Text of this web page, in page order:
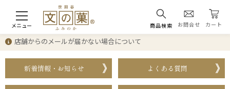
メニュー 商品検索 お問合せ カート
店舗からのメールが届かない場合について
新着情報・お知らせ よくある質問